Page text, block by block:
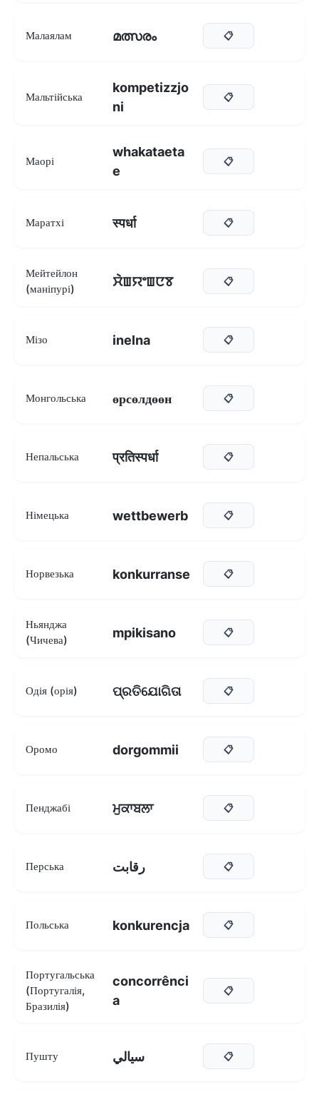
Малаялам മത്സരം 📋
Мальтійська
kompetizzjo
ni
📋
Маорі
whakataeta
e
📋
Маратхі स्पर्धा 📋
Мейтейлон
(маніпурі)
ꯆꯥꯡꯌꯦꯡꯅꯕ 📋
Мізо inelna 📋
Монгольська өрсөлдөөн 📋
Непальська प्रतिस्पर्धा 📋
Німецька wettbewerb 📋
Норвезька konkurranse 📋
Ньянджа
(Чичева)
mpikisano 📋
Одія (орія) ପ୍ରତିଯୋଗିତା 📋
Оромо dorgommii 📋
Пенджабі ਮੁਕਾਬਲਾ 📋
Перська رقابت 📋
Польська konkurencja 📋
Португальська
(Португалія,
Бразилія)
concorrênci
a
📋
Пушту سيالي 📋